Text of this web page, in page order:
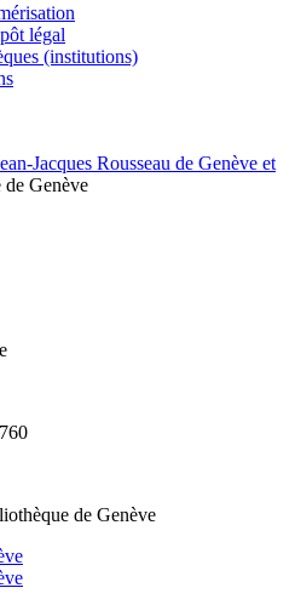
légal
(institutions)
de Genève